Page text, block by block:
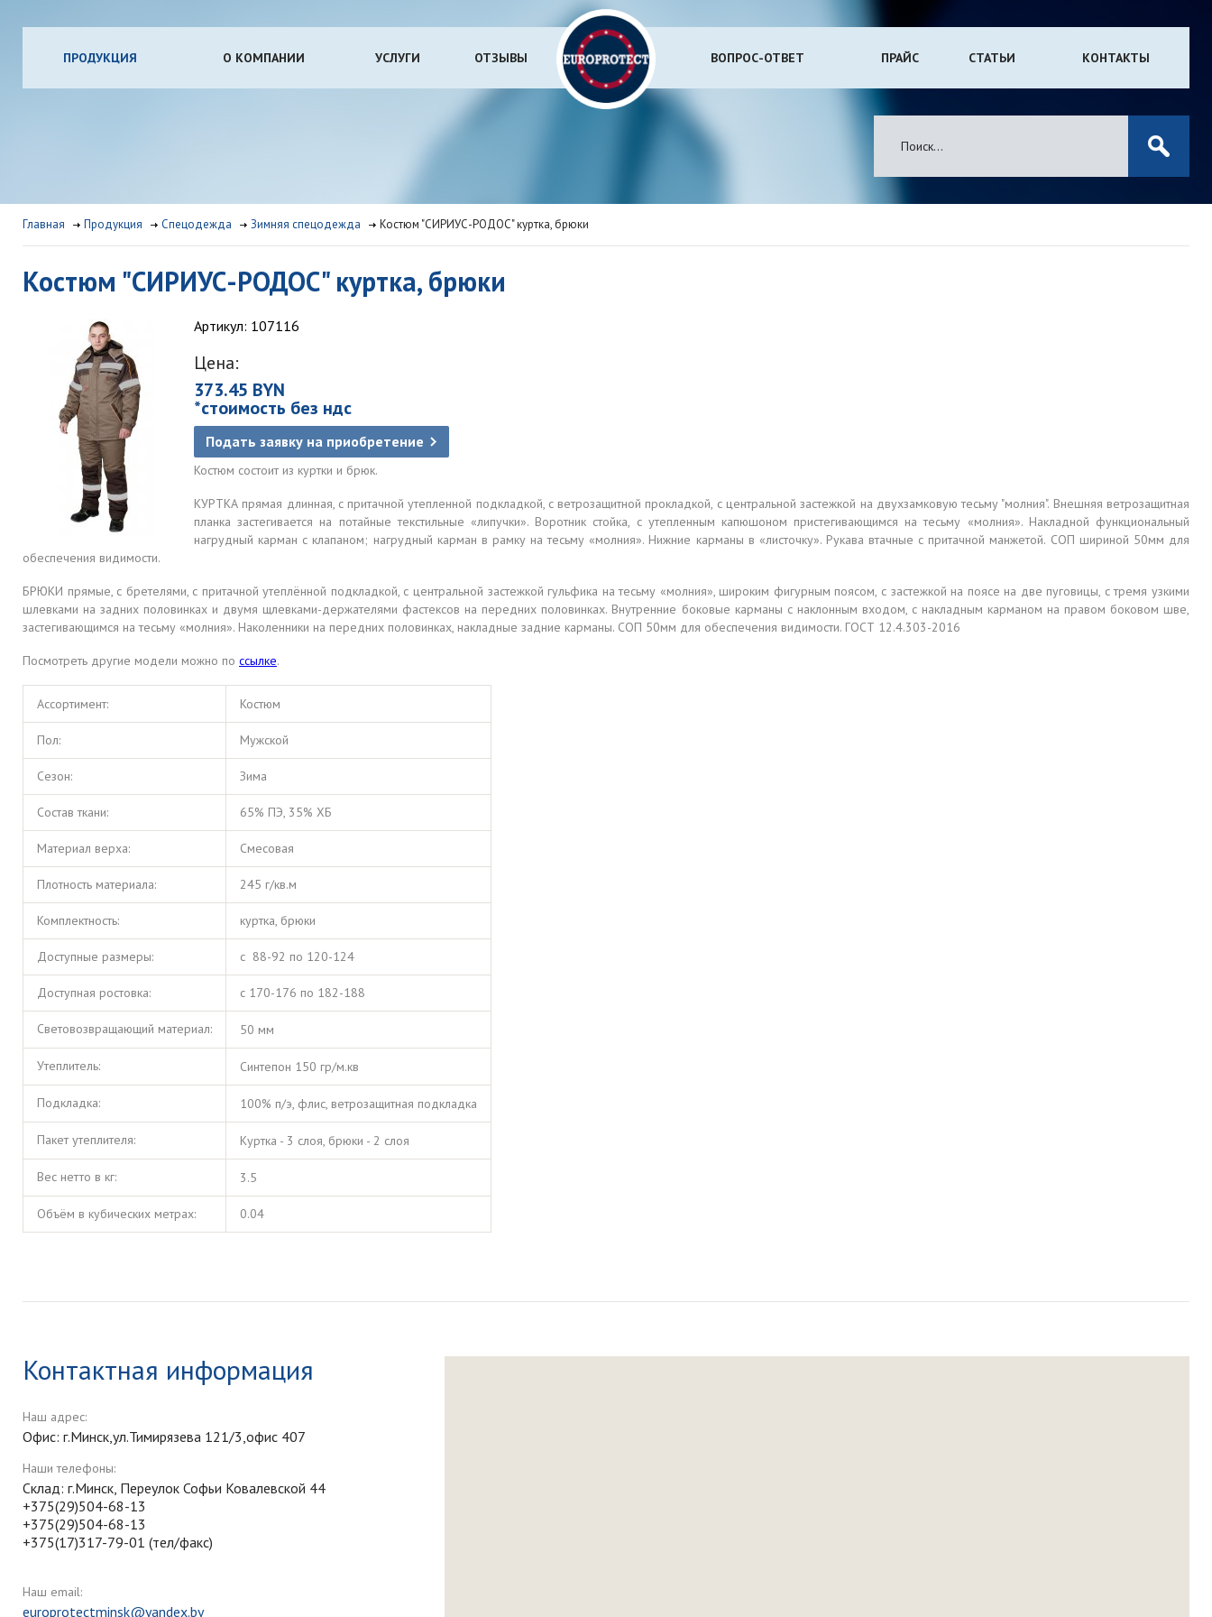
ПРОДУКЦИЯ О КОМПАНИИ УСЛУГИ ОТЗЫВЫ ВОПРОС-ОТВЕТ ПРАЙС СТАТЬИ КОНТАКТЫ
Главная Продукция Спецодежда Зимняя спецодежда Костюм "СИРИУС-РОДОС" куртка, брюки
Костюм "СИРИУС-РОДОС" куртка, брюки
Артикул: 107116
Цена:
373.45 BYN
*стоимость без ндс
Подать заявку на приобретение
Костюм состоит из куртки и брюк.
КУРТКА прямая длинная, с притачной утепленной подкладкой, с ветрозащитной прокладкой, с центральной застежкой на двухзамковую тесьму "молния". Внешняя ветрозащитная
планка застегивается на потайные текстильные «липучки». Воротник стойка, с утепленным капюшоном пристегивающимся на тесьму «молния». Накладной функциональный
нагрудный карман с клапаном; нагрудный карман в рамку на тесьму «молния». Нижние карманы в «листочку». Рукава втачные с притачной манжетой. СОП шириной 50мм для
обеспечения видимости.
БРЮКИ прямые, с бретелями, с притачной утеплённой подкладкой, с центральной застежкой гульфика на тесьму «молния», широким фигурным поясом, с застежкой на поясе на две пуговицы, с тремя узкими
шлевками на задних половинках и двумя щлевками-держателями фастексов на передних половинках. Внутренние боковые карманы с наклонным входом, с накладным карманом на правом боковом шве,
застегивающимся на тесьму «молния». Наколенники на передних половинках, накладные задние карманы. СОП 50мм для обеспечения видимости. ГОСТ 12.4.303-2016
Посмотреть другие модели можно по ссылке.
Ассортимент: Костюм
Пол: Мужской
Сезон: Зима
Состав ткани: 65% ПЭ, 35% ХБ
Материал верха: Смесовая
Плотность материала: 245 г/кв.м
Комплектность: куртка, брюки
Доступные размеры: с 88-92 по 120-124
Доступная ростовка: с 170-176 по 182-188
Световозвращающий материал: 50 мм
Утеплитель: Синтепон 150 гр/м.кв
Подкладка: 100% п/э, флис, ветрозащитная подкладка
Пакет утеплителя: Куртка - 3 слоя, брюки - 2 слоя
Вес нетто в кг: 3.5
Объём в кубических метрах: 0.04
Контактная информация
Наш адрес:
Офис: г.Минск,ул.Тимирязева 121/3,офис 407
Наши телефоны:
Склад: г.Минск, Переулок Софьи Ковалевской 44
+375(29)504-68-13
+375(29)504-68-13
+375(17)317-79-01 (тел/факс)
Наш email:
europrotectminsk@yandex.by